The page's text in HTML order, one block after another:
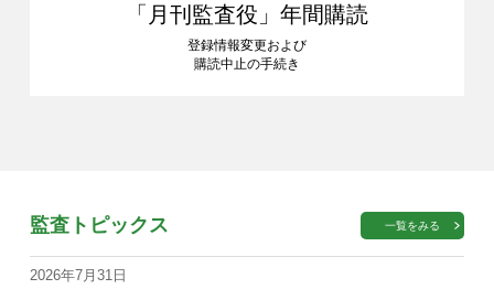
「月刊監査役」 年間購読
登録情報変更および
購読中止の手続き
監査トピックス 一覧をみる
2026年7月31日